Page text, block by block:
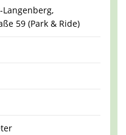
Langenberg,
59 (Park & Ride)